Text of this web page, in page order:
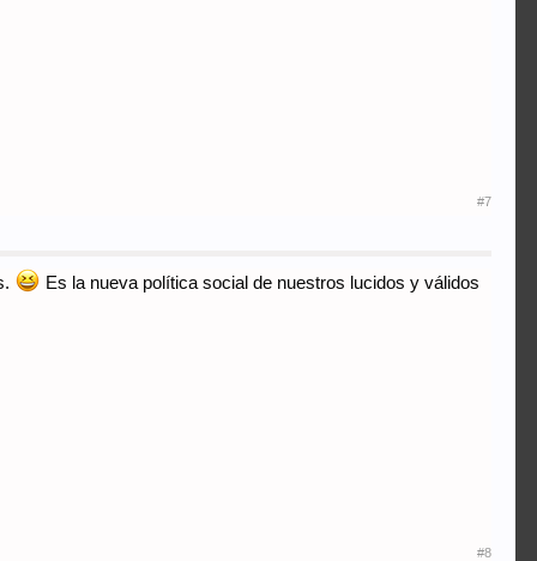
#7
Es la nueva política social de nuestros lucidos y válidos
#8